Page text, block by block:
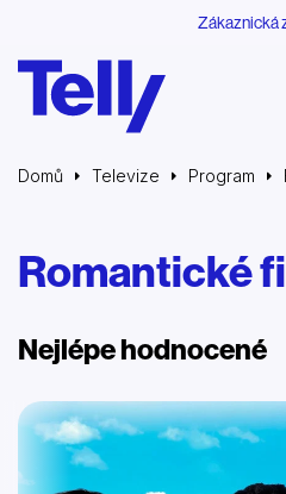
Zákaznická
Domů Televize Program
Romantické
Nejlépe hodnocené